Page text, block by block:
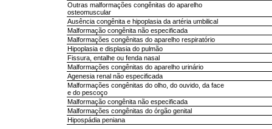
Outras malformações congênitas do aparelho
osteomuscular
Ausência congênita e hipoplasia da artéria umbilical
Malformação congênita não especificada
Malformações congênitas do aparelho respiratório
Hipoplasia e displasia do pulmão
Fissura, entalhe ou fenda nasal
Malformações congênitas do aparelho urinário
Agenesia renal não especificada
Malformações congênitas do olho, do ouvido, da face
e do pescoço
Malformação congênita não especificada
Malformações congênitas do órgão genital
Hipospádia peniana